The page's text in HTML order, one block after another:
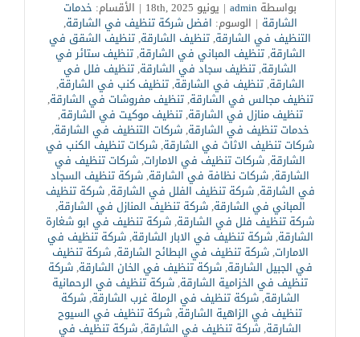
بواسطة admin
| يونيو 18th, 2025 | الأقسام: خدمات
الشارقة | الوسوم: افضل شركة تنظيف في الشارقة,
التنظيف في الشارقة,تنظيف الشارقة,تنظيف الشقق في
الشارقة,تنظيف المباني في الشارقة,تنظيف ستائر في
الشارقة,تنظيف سجاد في الشارقة,تنظيف فلل في
الشارقة,تنظيف في الشارقة,تنظيف كنب في الشارقة,
تنظيف مجالس في الشارقة,تنظيف مفروشات في الشارقة,
تنظيف منازل في الشارقة,تنظيف موكيت في الشارقة,
خدمات تنظيف في الشارقة,شركات التنظيف في الشارقة,
شركات تنظيف الاثاث في الشارقة,شركات تنظيف الكنب في
الشارقة,شركات تنظيف في الامارات,شركات تنظيف في
الشارقة,شركات نظافة في الشارقة,شركة تنظيف السجاد
في الشارقة,شركة تنظيف الفلل في الشارقة,شركة تنظيف
المباني في الشارقة,شركة تنظيف المنازل في الشارقة,
شركة تنظيف فلل في الشارقة,شركة تنظيف في ابو شغارة
الشارقة,شركة تنظيف في الابار الشارقة,شركة تنظيف في
الامارات,شركة تنظيف في البطائح الشارقة,شركة تنظيف
في الجبيل الشارقة,شركة تنظيف في الخان الشارقة,شركة
تنظيف في الخزامية الشارقة,شركة تنظيف في الرحمانية
الشارقة,شركة تنظيف في الرملة غرب الشارقة,شركة
تنظيف في الزاهية الشارقة,شركة تنظيف في السيوح
الشارقة,شركة تنظيف في الشارقة,شركة تنظيف في